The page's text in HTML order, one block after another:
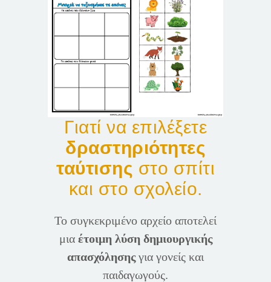
Γιατί να επιλέξετε
δραστηριότητες
ταύτισης στο σπίτι
και στο σχολείο.
Το συγκεκριμένο αρχείο αποτελεί
μια έτοιμη λύση δημιουργικής
απασχόλησηςγια γονείς και
παιδαγωγούς.